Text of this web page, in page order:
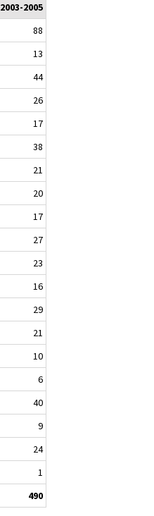
2003-2005
88
13
44
26
17
38
21
20
17
27
23
16
29
21
10
6
40
9
24
1
490